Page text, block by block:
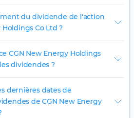
du dividende de l'action
Co Ltd ?
CGN New Energy Holdings
dividendes ?
dernières dates de
de CGN New Energy